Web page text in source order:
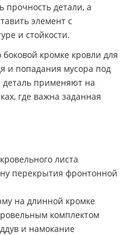
прочность детали, а
элемент с
и стойкости.
кромке кровли для
и попадания мусора под
деталь применяют на
где важна заданная
листа
перекрытия фронтонной
на длинной кромке
комплектом
и намокание